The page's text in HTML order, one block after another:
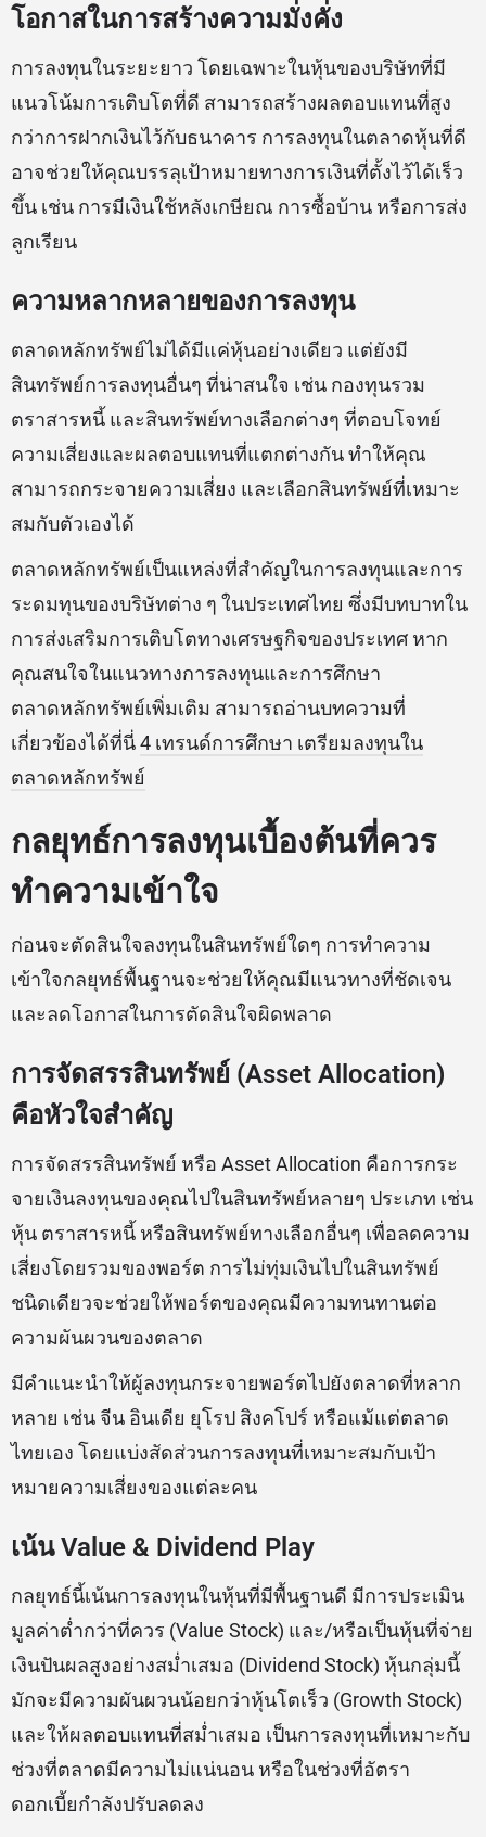
โอกาสในการสร้างความมั่งคั่ง
การลงทุนในระยะยาว โดยเฉพาะในหุ้นของบริษัทที่มี
แนวโน้มการเติบโตที่ดี สามารถสร้างผลตอบแทนที่สูง
กว่าการฝากเงินไว้กับธนาคาร การลงทุนในตลาดหุ้นที่ดี
อาจช่วยให้คุณบรรลุเป้าหมายทางการเงินที่ตั้งไว้ได้เร็ว
ขึ้น เช่น การมีเงินใช้หลังเกษียณ การซื้อบ้าน หรือการส่ง
ลูกเรียน
ความหลากหลายของการลงทุน
ตลาดหลักทรัพย์ไม่ได้มีแค่หุ้นอย่างเดียว แต่ยังมี
สินทรัพย์การลงทุนอื่นๆ ที่น่าสนใจ เช่น กองทุนรวม
ตราสารหนี้ และสินทรัพย์ทางเลือกต่างๆ ที่ตอบโจทย์
ความเสี่ยงและผลตอบแทนที่แตกต่างกัน ทำให้คุณ
สามารถกระจายความเสี่ยง และเลือกสินทรัพย์ที่เหมาะ
สมกับตัวเองได้
ตลาดหลักทรัพย์เป็นแหล่งที่สำคัญในการลงทุนและการ
ระดมทุนของบริษัทต่าง ๆ ในประเทศไทย ซึ่งมีบทบาทใน
การส่งเสริมการเติบโตทางเศรษฐกิจของประเทศ หาก
คุณสนใจในแนวทางการลงทุนและการศึกษา
ตลาดหลักทรัพย์เพิ่มเติม สามารถอ่านบทความที่
เกี่ยวข้องได้ที่นี่4 เทรนด์การศึกษา เตรียมลงทุนใน
ตลาดหลักทรัพย์
กลยุทธ์การลงทุนเบื้องต้นที่ควร
ทำความเข้าใจ
ก่อนจะตัดสินใจลงทุนในสินทรัพย์ใดๆ การทำความ
เข้าใจกลยุทธ์พื้นฐานจะช่วยให้คุณมีแนวทางที่ชัดเจน
และลดโอกาสในการตัดสินใจผิดพลาด
การจัดสรรสินทรัพย์ (Asset Allocation)
คือหัวใจสำคัญ
การจัดสรรสินทรัพย์ หรือ Asset Allocation คือการกระ
จายเงินลงทุนของคุณไปในสินทรัพย์หลายๆ ประเภท เช่น
หุ้น ตราสารหนี้ หรือสินทรัพย์ทางเลือกอื่นๆ เพื่อลดความ
เสี่ยงโดยรวมของพอร์ต การไม่ทุ่มเงินไปในสินทรัพย์
ชนิดเดียวจะช่วยให้พอร์ตของคุณมีความทนทานต่อ
ความผันผวนของตลาด
มีคำแนะนำให้ผู้ลงทุนกระจายพอร์ตไปยังตลาดที่หลาก
หลาย เช่น จีน อินเดีย ยุโรป สิงคโปร์ หรือแม้แต่ตลาด
ไทยเอง โดยแบ่งสัดส่วนการลงทุนที่เหมาะสมกับเป้า
หมายความเสี่ยงของแต่ละคน
เน้น Value & Dividend Play
กลยุทธ์นี้เน้นการลงทุนในหุ้นที่มีพื้นฐานดี มีการประเมิน
มูลค่าต่ำกว่าที่ควร (Value Stock) และ/หรือเป็นหุ้นที่จ่าย
เงินปันผลสูงอย่างสม่ำเสมอ (Dividend Stock) หุ้นกลุ่มนี้
มักจะมีความผันผวนน้อยกว่าหุ้นโตเร็ว (Growth Stock)
และให้ผลตอบแทนที่สม่ำเสมอ เป็นการลงทุนที่เหมาะกับ
ช่วงที่ตลาดมีความไม่แน่นอน หรือในช่วงที่อัตรา
ดอกเบี้ยกำลังปรับลดลง